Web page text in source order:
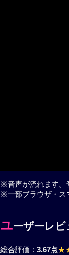
※音声が流れます。
※一部ブラウザ・ス
ユーザーレビ
総合評価： 3.67点